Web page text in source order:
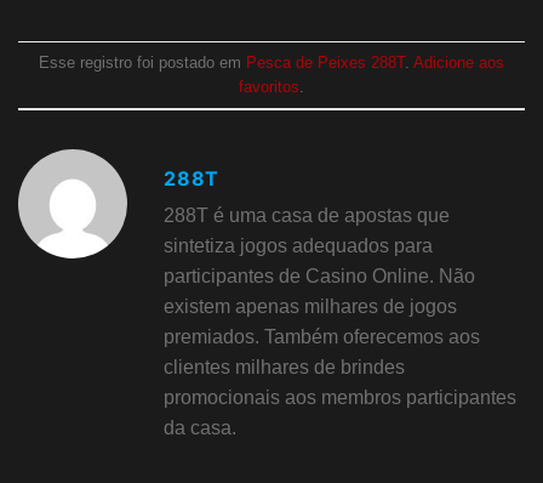
Esse registro foi postado em Pesca de Peixes 288T. Adicione aos
favoritos
288T
288T é uma casa de apostas que
sintetiza jogos adequados para
participantes de Casino Online. Não
existem apenas milhares de jogos
premiados. Também oferecemos aos
clientes milhares de brindes
promocionais aos membros participantes
da casa.